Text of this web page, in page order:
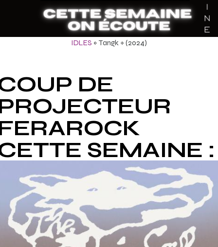
IDLES « Tangk » (2024)
DE
SEMAINE